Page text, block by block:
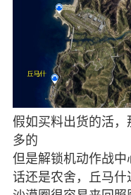
游戏商城 每
Lv.13
版主
19 23:03
电脑端 问题解决
我在商城购买的虚
在那里查看卡密？
发货的商品在那里查
假如买料出货的活
多的
但是解锁机动作战
话还是农舍，丘马什